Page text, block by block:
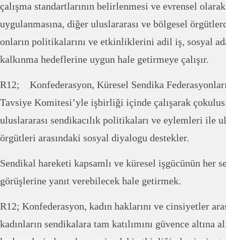
çalışma standartlarının belirlenmesi ve evrensel olarak
uygulanmasına, diğer uluslararası ve bölgesel
onların politikalarını ve etkinliklerini adil iş, sosyal
kalkınma hedeflerine uygun hale getirmeye çalışır.
R12; Konfederasyon, Küresel Sendika
Tavsiye Komitesi’yle işbirliği içinde çalışarak
uluslararası sendikacılık politikaları ve eylemleri ile
örgütleri arasındaki sosyal diyalogu destekler.
Sendikal hareketi kapsamlı ve küresel işgücünün her
görüşlerine yanıt verebilecek hale getirmek.
R12; Konfederasyon, kadın haklarını ve cinsiyetler
kadınların sendikalara tam katılımını güvence altına